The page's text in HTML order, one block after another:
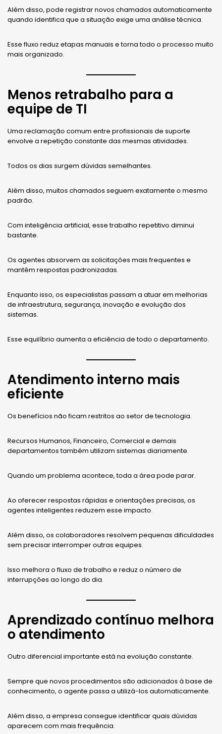
Além disso, pode registrar novos chamados automaticamente
quando identifica que a situação exige uma análise técnica.
Esse fluxo reduz etapas manuais e torna todo o processo muito
mais organizado.
Menos retrabalho para a
equipe de TI
Uma reclamação comum entre profissionais de suporte
envolve a repetição constante das mesmas atividades.
Todos os dias surgem dúvidas semelhantes.
Além disso, muitos chamados seguem exatamente o mesmo
padrão.
Com inteligência artificial, esse trabalho repetitivo diminui
bastante.
Os agentes absorvem as solicitações mais frequentes e
mantêm respostas padronizadas.
Enquanto isso, os especialistas passam a atuar em melhorias
de infraestrutura, segurança, inovação e evolução dos
sistemas.
Esse equilíbrio aumenta a eficiência de todo o departamento.
Atendimento interno mais
eficiente
Os benefícios não ficam restritos ao setor de tecnologia.
Recursos Humanos, Financeiro, Comercial e demais
departamentos também utilizam sistemas diariamente.
Quando um problema acontece, toda a área pode parar.
Ao oferecer respostas rápidas e orientações precisas, os
agentes inteligentes reduzem esse impacto.
Além disso, os colaboradores resolvem pequenas dificuldades
sem precisar interromper outras equipes.
Isso melhora o fluxo de trabalho e reduz o número de
interrupções ao longo do dia.
Aprendizado contínuo melhora
o atendimento
Outro diferencial importante está na evolução constante.
Sempre que novos procedimentos são adicionados à base de
conhecimento, o agente passa a utilizá-los automaticamente.
Além disso, a empresa consegue identificar quais dúvidas
aparecem com mais frequência.